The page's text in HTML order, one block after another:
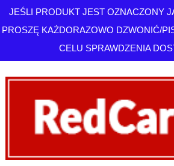
JEŚLI PRODUKT JEST OZNACZONY
PROSZĘ KAŻDORAZOWO DZWONIĆ/
CELU SPRAWDZENIA